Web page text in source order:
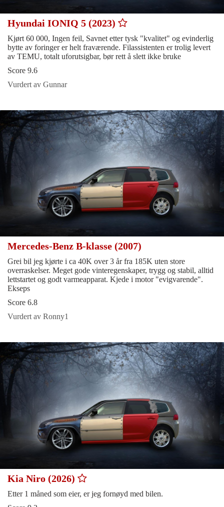
Hyundai IONIQ 5 (2023)
Kjørt 60 000, Ingen feil, Savnet etter tysk "kvalitet" og evinderlig
bytte av foringer er helt fraværende. Filassistenten er trolig levert
av TEMU, totalt uforutsigbar, bør rett å slett ikke bruke
Score 9.6
Vurdert av Gunnar
Mercedes-Benz B-klasse (2007)
Grei bil jeg kjørte i ca 40K over 3 år fra 185K uten store
overraskelser. Meget gode vinteregenskaper, trygg og stabil, alltid
lettstartet og godt varmeapparat. Kjede i motor "evigvarende".
Ekseps
Score 6.8
Vurdert av Ronny1
Kia Niro (2026)
Etter 1 måned som eier, er jeg fornøyd med bilen.